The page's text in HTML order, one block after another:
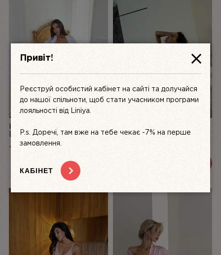
КОМПЛЕКТ ЖІНОЧОЇ
БІЛИЗНИ З АТЛАСУ ТА
МЕРЕЖИВА LA PERLE,
4999 UAH
ПЕРЕГЛЯНУТИ
ЖІНОЧОЇ БІЛИЗНИ З
Привіт!
Реєструй особистий кабінет на сайті та долучайся
до нашої спільноти, щоб стати учасником програми
лояльності від Liniya.
P.s. Доречі, там вже на тебе чекає -7% на перше
замовлення.
КАБІНЕТ